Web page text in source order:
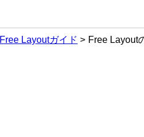
Free Layoutガイド Free Layout